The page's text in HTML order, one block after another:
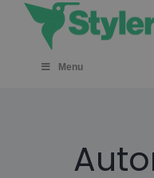
Skip
content
Menu